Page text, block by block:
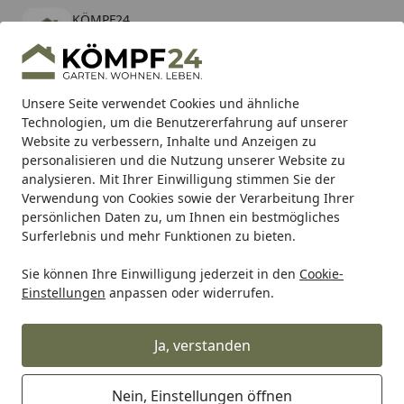
Unsere Seite verwendet Cookies und ähnliche
Technologien, um die Benutzererfahrung auf unserer
Website zu verbessern, Inhalte und Anzeigen zu
personalisieren und die Nutzung unserer Website zu
analysieren. Mit Ihrer Einwilligung stimmen Sie der
Verwendung von Cookies sowie der Verarbeitung Ihrer
persönlichen Daten zu, um Ihnen ein bestmögliches
Surferlebnis und mehr Funktionen zu bieten.
Sie können Ihre Einwilligung jederzeit in den Cookie-
Einstellungen anpassen oder widerrufen.
Ja, verstanden
Nein, Einstellungen öffnen
KÖMPF24
kostenlos - Im App Store
Hotline
Alle Produkte
Mein Konto
Suchen
Karibu Pools inkl. gratis Sandfilteranlage & Pool-
Starterset (Gesamtwert bis 468,99€)
Startseite
Zaun Sichtschutzzaun Kunststoff Sichtschutz Zäune
TraumGarten Longlife Romo 1800 x